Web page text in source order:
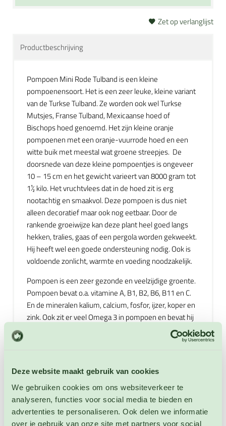
Deze website maakt gebruik van cookies
We gebruiken cookies om ons websiteverkeer te
analyseren, functies voor social media te bieden en
advertenties te personaliseren. Ook delen we informatie
over je gebruik van onze site met partners voor social
Zet op verlanglijst
Productbeschrijving
Pompoen Mini Rode Tulband is een kleine
pompoenensoort. Het is een zeer leuke, kleine variant
van de Turkse Tulband. Ze worden ook wel Turkse
Mutsjes, Franse Tulband, Mexicaanse hoed of
Bischops hoed genoemd. Het zijn kleine oranje
pompoenen met een oranje-vuurrode hoed en een
witte buik met meestal wat groene streepjes. De
doorsnede van deze kleine pompoentjes is ongeveer
10 – 15 cm en het gewicht varieert van 8000 gram tot
1½ kilo. Het vruchtvlees dat in de hoed zit is erg
nootachtig en smaakvol. Deze pompoen is dus niet
alleen decoratief maar ook nog eetbaar. Door de
rankende groeiwijze kan deze plant heel goed langs
hekken, tralies, gaas of een pergola worden gekweekt.
Hij heeft wel een goede ondersteuning nodig. Ook is
voldoende zonlicht, warmte en voeding noodzakelijk.
Pompoen is een zeer gezonde en veelzijdige groente.
Pompoen bevat o.a. vitamine A, B1, B2, B6, B11 en C.
En de mineralen kalium, calcium, fosfor, ijzer, koper en
zink. Ook zit er veel Omega 3 in pompoen en bevat hij
ook nog eens weinig vet. Het is dus een bijzonder
gezonde groente. Pompoen kan worden gekookt,
Voeg pompoen ook eens toe aan soepen,
pastasauzen, ovenschotels, wokschotels en aan gebak.
Pompoen is heerlijk in combinatie met spek, melk,
olijfolie, eieren, bladerdeeg, honing, parmezaanse kaas,
pecannoten, paneermeel, slagroom, walnoten,